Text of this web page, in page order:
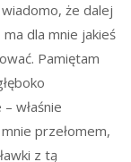
że dalej
dla mnie jakieś
Pamiętam
właśnie
przełomem,
z tą